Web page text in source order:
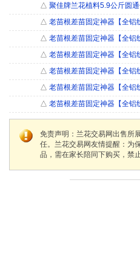
△ 聚佳牌兰花植料5.9公斤圆
△ 老苗根差苗固定神器【全铝
△ 老苗根差苗固定神器【全铝
△ 老苗根差苗固定神器【全铝
△ 老苗根差苗固定神器【全铝
△ 老苗根差苗固定神器【全铝
△ 老苗根差苗固定神器【全铝
免责声明：兰花交易网出售所
任。兰花交易网友情提醒：为
品，需在家长陪同下购买，禁